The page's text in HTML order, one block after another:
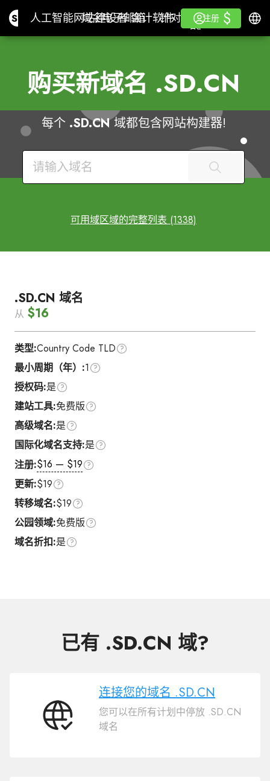
Site.pro人工智能网站建设者
人工智能网站建设者
域名
域名电子邮箱
电子邮箱会计软件
会计软件针对分销商白色标签
针对分销商
白色标签
学习
学习
注册
注册
登录 $
$ 简体
购买新域名 .SD.CN
每个 .SD.CN域都包含网站构建器!
可用域区域的完整列表 (1338)
.SD.CN 域名
从 $16
类型:Country Code TLD
最小周期（年）:1
授权码:是
建站工具:免费版
高级域名:是
国际化域名支持:是
注册:$16 — $19
更新:$19
转移域名:$19
公园领域:免费版
域名折扣:是
已有 .SD.CN 域?
连
连接您的域名 .SD.CN
您可以在所有计划中停放 .SD.CN
域名